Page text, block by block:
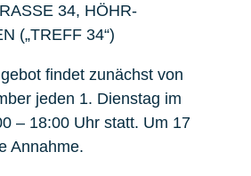
34, HÖHR-
(„TREFF 34“)
findet zunächst von
jeden 1. Dienstag im
– 18:00 Uhr statt. Um 17
Annahme.